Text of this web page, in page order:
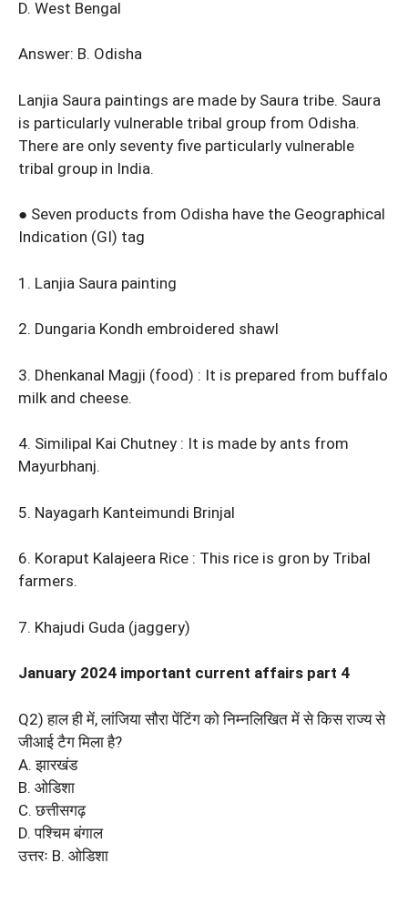
D. West Bengal
Answer: B. Odisha
Lanjia Saura paintings are made by Saura tribe. Saura
is particularly vulnerable tribal group from Odisha.
There are only seventy five particularly vulnerable
tribal group in India.
● Seven products from Odisha have the Geographical
Indication (GI) tag
1. Lanjia Saura painting
2. Dungaria Kondh embroidered shawl
3. Dhenkanal Magji (food) : It is prepared from buffalo
milk and cheese.
4. Similipal Kai Chutney : It is made by ants from
Mayurbhanj.
5. Nayagarh Kanteimundi Brinjal
6. Koraput Kalajeera Rice : This rice is gron by Tribal
farmers.
7. Khajudi Guda (jaggery)
January 2024 important current affairs part 4
Q2) हाल ही में, लांजिया सौरा पेंटिंग को निम्नलिखित में से किस राज्य से
जीआई टैग मिला है?
A. झारखंड
B. ओडिशा
C. छत्तीसगढ़
D. पश्चिम बंगाल
उत्तरः B. ओडिशा